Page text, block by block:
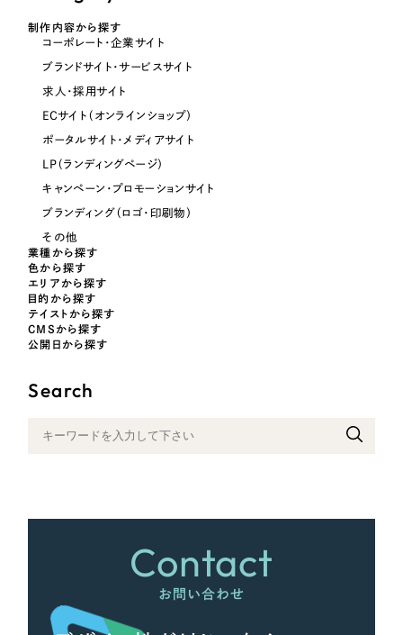
オレンジ・橙色
イエロー・黄色
ピンク・桃色
カラフル・多色
制作内容から探す
コーポレート・企業サイト
ブランドサイト・サービスサイト
求人・採用サイト
ECサイト（オンラインショップ）
ポータルサイト・メディアサイト
LP（ランディングページ）
キャンペーン・プロモーションサイト
ブランディング（ロゴ・印刷物）
その他
業種から探す
色から探す
エリアから探す
目的から探す
テイストから探す
CMSから探す
公開日から探す
Search
Contact
お問い合わせ